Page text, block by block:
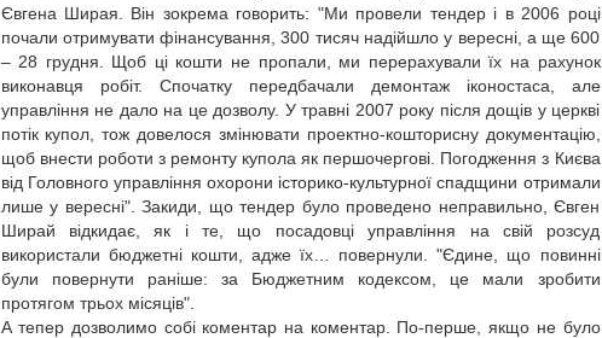
Євгена Ширая. Він зокрема говорить: "Ми провели тендер і в 2006 році
почали отримувати фінансування, 300 тисяч надійшло у вересні, а ще 600
– 28 грудня. Щоб ці кошти не пропали, ми перерахували їх на рахунок
виконавця робіт. Спочатку передбачали демонтаж іконостаса, але
управління не дало на це дозволу. У травні 2007 року після дощів у церкві
потік купол, тож довелося змінювати проектно-кошторисну документацію,
щоб внести роботи з ремонту купола як першочергові. Погодження з Києва
від Головного управління охорони історико-культурної спадщини отримали
лише у вересні". Закиди, що тендер було проведено неправильно, Євген
Ширай відкидає, як і те, що посадовці управління на свій розсуд
використали бюджетні кошти, адже їх… повернули. "Єдине, що повинні
були повернути раніше: за Бюджетним кодексом, це мали зробити
протягом трьох місяців".
А тепер дозволимо собі коментар на коментар. По-перше, якщо не було